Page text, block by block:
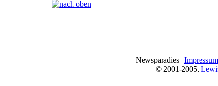
Newsparadies | Impressum
© 2001-2005,